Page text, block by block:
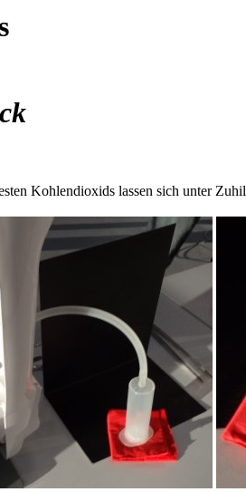
Kohlendioxids lassen sich unter